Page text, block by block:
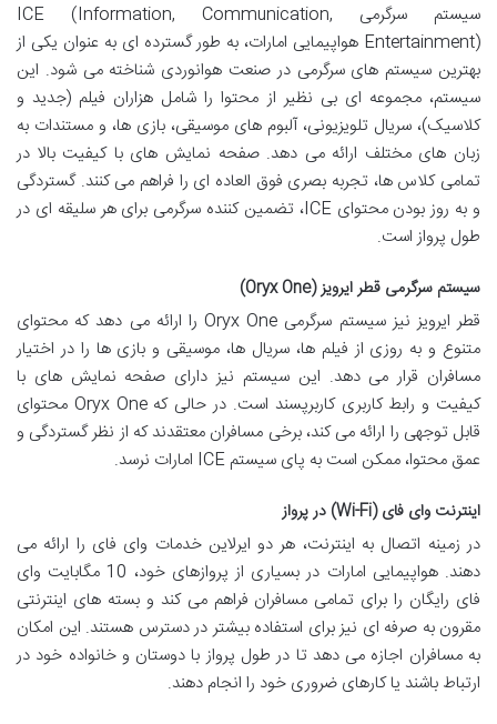
سیستم سرگرمی ICE (Information, Communication,
Entertainment) هواپیمایی امارات، به طور گسترده ای به عنوان یکی از
بهترین سیستم های سرگرمی در صنعت هوانوردی شناخته می شود. این
سیستم، مجموعه ای بی نظیر از محتوا را شامل هزاران فیلم (جدید و
کلاسیک)، سریال تلویزیونی، آلبوم های موسیقی، بازی ها، و مستندات به
زبان های مختلف ارائه می دهد. صفحه نمایش های با کیفیت بالا در
تمامی کلاس ها، تجربه بصری فوق العاده ای را فراهم می کنند. گستردگی
و به روز بودن محتوای ICE، تضمین کننده سرگرمی برای هر سلیقه ای در
طول پرواز است.
سیستم سرگرمی قطر ایرویز (Oryx One)
قطر ایرویز نیز سیستم سرگرمی Oryx One را ارائه می دهد که محتوای
متنوع و به روزی از فیلم ها، سریال ها، موسیقی و بازی ها را در اختیار
مسافران قرار می دهد. این سیستم نیز دارای صفحه نمایش های با
کیفیت و رابط کاربری کاربرپسند است. در حالی که Oryx One محتوای
قابل توجهی را ارائه می کند، برخی مسافران معتقدند که از نظر گستردگی و
عمق محتوا، ممکن است به پای سیستم ICE امارات نرسد.
اینترنت وای فای (Wi-Fi) در پرواز
در زمینه اتصال به اینترنت، هر دو ایرلاین خدمات وای فای را ارائه می
دهند. هواپیمایی امارات در بسیاری از پروازهای خود، 10 مگابایت وای
فای رایگان را برای تمامی مسافران فراهم می کند و بسته های اینترنتی
مقرون به صرفه ای نیز برای استفاده بیشتر در دسترس هستند. این امکان
به مسافران اجازه می دهد تا در طول پرواز با دوستان و خانواده خود در
ارتباط باشند یا کارهای ضروری خود را انجام دهند.